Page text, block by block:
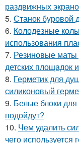
раздвижных
5. Станок буровой
6. Колодезные
использования
7. Резиновые маты
детских площадок
8. Герметик для
силиконовый
9. Белые блоки для
подойдут?
10. Чем удалить
чего используется